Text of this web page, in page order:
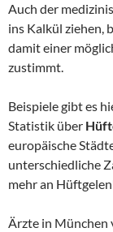
Auch der
ins Kalkül ziehen,
damit einer
zustimmt.
Beispiele gibt es
Statistik über
europäische
unterschiedliche
mehr an
Ärzte in München